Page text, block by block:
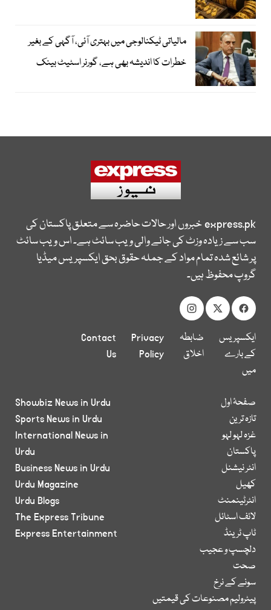
مالیاتی ٹیکنالوجی میں بہتری آئی، آگہی کے بغیر
خطرات کا اندیشہ بھی ہے، گورنر اسٹیٹ بینک
express.pkخبروں اور حالات حاضرہ سے متعلق پاکستان کی
سب سے زیادہ وزٹ کی جانے والی ویب سائٹ ہے۔ اس ویب سائٹ
پر شائع شدہ تمام مواد کے جملہ حقوق بحق ایکسپریس میڈیا
گروپ محفوظ ہیں۔
ایکسپریس
کے بارے
میں
ضابطہ
اخلاق
Privacy
Policy
Contact
Us
صفحۂ اول
تازہ ترین
غزہ لہو لہو
پاکستان
انٹر نیشنل
کھیل
انٹرٹینمنٹ
لائف اسٹائل
ٹاپ ٹرینڈ
دلچسپ و عجیب
صحت
سونے کے نرخ
پیٹرولیم مصنوعات کی قیمتیں
Showbiz News in Urdu
Sports News in Urdu
International News in
Urdu
Business News in Urdu
Urdu Magazine
Urdu Blogs
The Express Tribune
Express Entertainment